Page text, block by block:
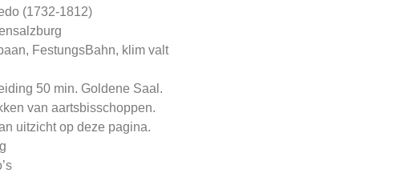
(1732-1812)
FestungsBahn, klim valt
50 min. Goldene Saal.
van aartsbisschoppen.
uitzicht op deze pagina.